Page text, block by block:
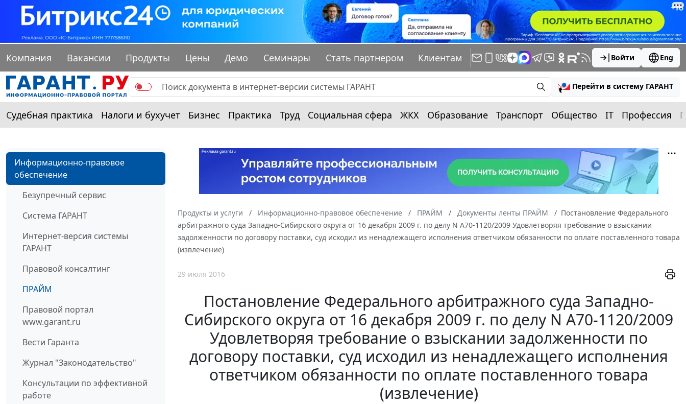
Компания Вакансии Продукты Цены Демо Семинары Стать партнером Клиентам Войти Eng
Перейти в систему ГАРАНТ
Судебная практика Налоги и бухучет Бизнес Практика Труд Социальная сфера ЖКХ Образование Транспорт Общество IT Профессия
Информационно-правовое
обеспечение
Безупречный сервис
Система ГАРАНТ
Интернет-версия системы
ГАРАНТ
Правовой консалтинг
ПРАЙМ
Правовой портал
www.garant.ru
Вести Гаранта
Журнал "Законодательство"
Консультации по эффективной
работе
Продукты и услуги Информационно-правовое обеспечение ПРАЙМ Документы ленты ПРАЙМ
Постановление Федерального
арбитражного суда Западно-Сибирского округа от 16 декабря 2009 г. по делу N А70-1120/2009 Удовлетворяя требование о взыскании
задолженности по договору поставки, суд исходил из ненадлежащего исполнения ответчиком обязанности по оплате поставленного товара
(извлечение)
29 июля 2016
Постановление Федерального арбитражного суда Западно-
Сибирского округа от 16 декабря 2009 г. по делу N А70-1120/2009
Удовлетворяя требование о взыскании задолженности по
договору поставки, суд исходил из ненадлежащего исполнения
ответчиком обязанности по оплате поставленного товара
(извлечение)